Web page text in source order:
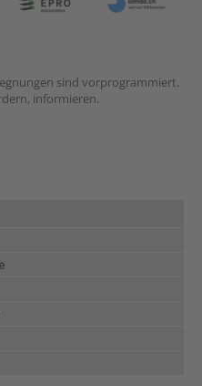
sind vorprogrammiert.
informieren.